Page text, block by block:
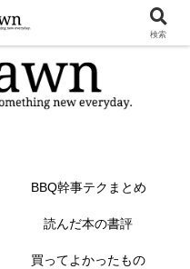
BBQ幹事テクまとめ
読んだ本の書評
買ってよかったもの
検索